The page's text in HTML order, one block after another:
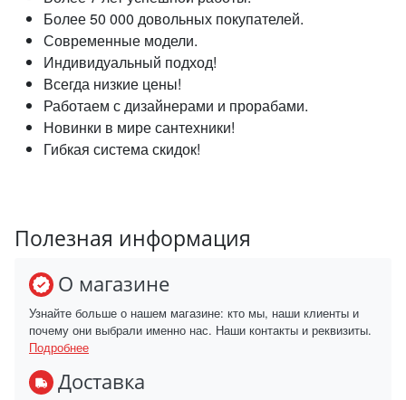
Более 50 000 довольных покупателей.
Современные модели.
Индивидуальный подход!
Всегда низкие цены!
Работаем с дизайнерами и прорабами.
Новинки в мире сантехники!
Гибкая система скидок!
Полезная информация
О магазине
Узнайте больше о нашем магазине: кто мы, наши клиенты и
почему они выбрали именно нас. Наши контакты и реквизиты.
Подробнее
Доставка